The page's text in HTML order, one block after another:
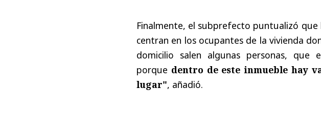
Finalmente, el subprefecto puntualizó
centran en los ocupantes de la vivienda
domicilio salen algunas personas, que
porque dentro de este inmueble hay
lugar", añadió.